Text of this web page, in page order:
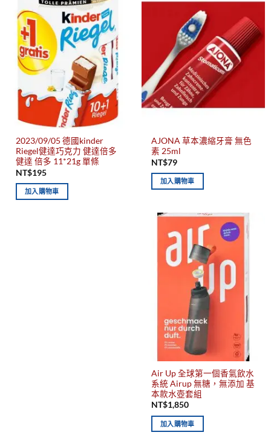
2023/09/05 德國kinder
Riegel健達巧克力 健達倍多
健達 倍多 11*21g 單條
NT$195
加入購物車
AJONA 草本濃縮牙膏 無色
素 25ml
NT$79
加入購物車
Air Up 全球第一個香氣飲水
系統 Airup 無糖，無添加 基
本款水壺套組
NT$1,850
加入購物車